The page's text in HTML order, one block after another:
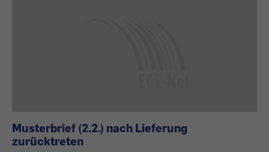
Musterbrief (2.2.) nach Lieferung
zurücktreten